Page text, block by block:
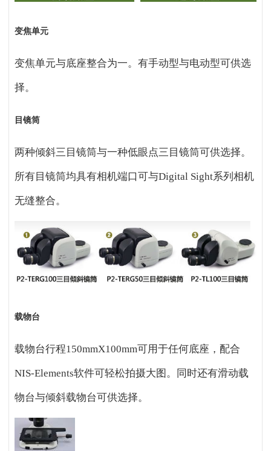
变焦单元
变焦单元与底座整合为一。有手动型与电动型可供选
择。
目镜筒
两种倾斜三目镜筒与一种低眼点三目镜筒可供选择。
所有目镜筒均具有相机端口可与Digital Sight系列相机
无缝整合。
载物台
载物台行程150mmX100mm可用于任何底座，配合
NIS-Elements软件可轻松拍摄大图。同时还有滑动载
物台与倾斜载物台可供选择。